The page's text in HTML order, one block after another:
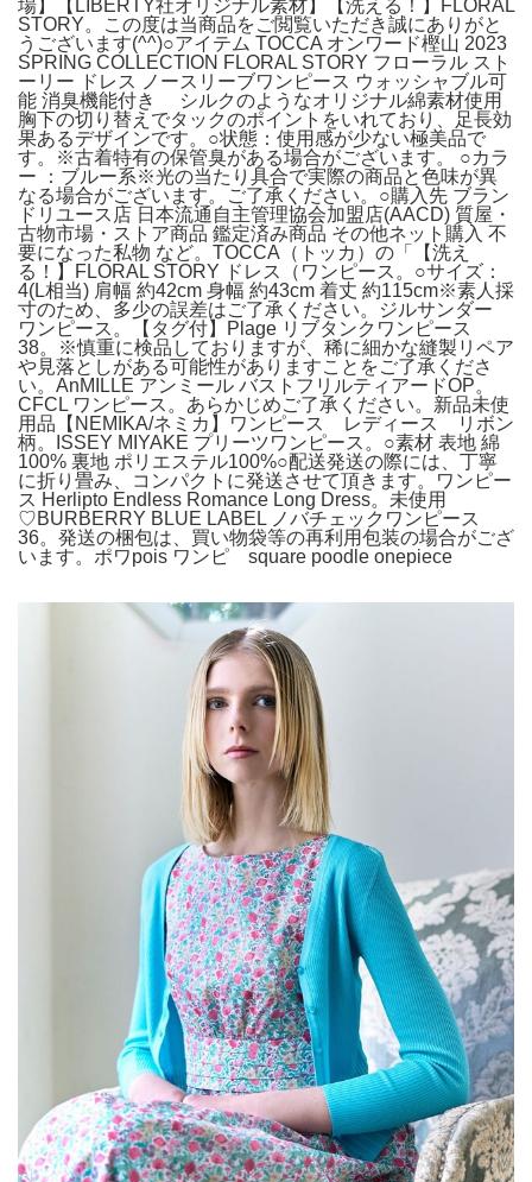
場】【LIBERTY社オリジナル素材】【洗える！】FLORAL
STORY。この度は当商品をご閲覧いただき誠にありがと
うございます(^^)○アイテム TOCCA オンワード樫山 2023
SPRING COLLECTION FLORAL STORY フローラル スト
ーリー ドレス ノースリーブワンピース ウォッシャブル可
能 消臭機能付き シルクのようなオリジナル綿素材使用
胸下の切り替えでタックのポイントをいれており、足長効
果あるデザインです。○状態：使用感が少ない極美品で
す。※古着特有の保管臭がある場合がございます。 ○カラ
ー ：ブルー系※光の当たり具合で実際の商品と色味が異
なる場合がございます。ご了承ください。○購入先 ブラン
ドリユース店 日本流通自主管理協会加盟店(AACD) 質屋・
古物市場・ストア商品 鑑定済み商品 その他ネット購入 不
要になった私物 など。TOCCA（トッカ）の「【洗え
る！】FLORAL STORY ドレス（ワンピース。○サイズ：
4(L相当) 肩幅 約42cm 身幅 約43cm 着丈 約115cm※素人採
寸のため、多少の誤差はご了承ください。ジルサンダー
ワンピース。【タグ付】Plage リブタンクワンピース
38。※慎重に検品しておりますが、稀に細かな縫製リペア
や見落としがある可能性がありますことをご了承くださ
い。AnMILLE アンミール バストフリルティアードOP。
CFCL ワンピース。あらかじめご了承ください。新品未使
用品【NEMIKA/ネミカ】ワンピース レディース リボン
柄。ISSEY MIYAKE プリーツワンピース。○素材 表地 綿
100% 裏地 ポリエステル100%○配送発送の際には、丁寧
に折り畳み、コンパクトに発送させて頂きます。ワンピー
ス Herlipto Endless Romance Long Dress。未使用
♡BURBERRY BLUE LABEL ノバチェックワンピース
36。発送の梱包は、買い物袋等の再利用包装の場合がござ
います。ポワpois ワンピ square poodle onepiece